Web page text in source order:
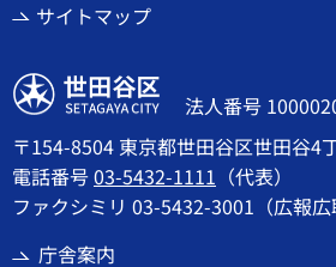
サイトマップ
世田谷区
法人番号
〒154-8504 東京都世田谷区世田谷4
電話番号03-5432-1111 （代表）
ファクシミリ 03-5432-3001（広報広
庁舎案内